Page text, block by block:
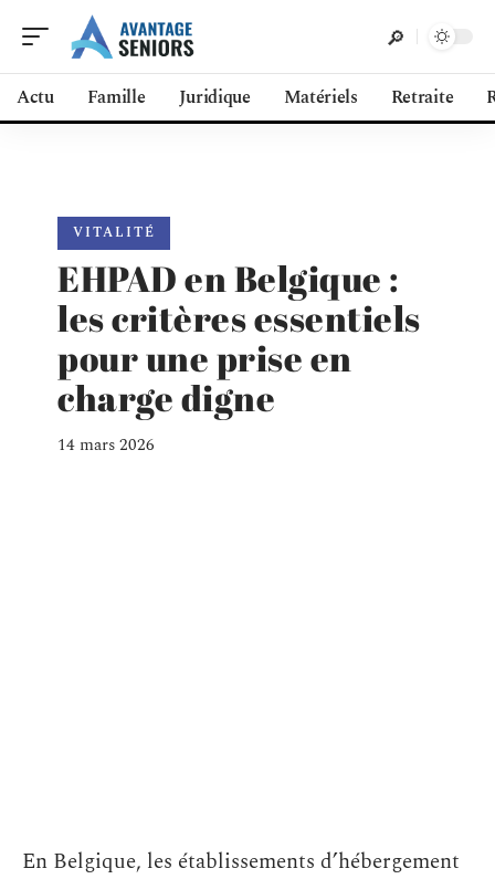
Actu Famille Juridique Matériels Retraite
VITALITÉ
EHPAD en Belgique :
les critères essentiels
pour une prise en
charge digne
14 mars 2026
En Belgique, les établissements d’hébergement